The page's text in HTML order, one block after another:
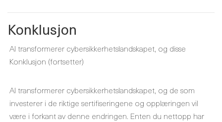
Konklusjon
AI transformerer cybersikkerhetslandskapet, og disse
Konklusjon (fortsetter)
AI transformerer cybersikkerhetslandskapet, og de som
investerer i de riktige sertifiseringene og opplæringen vil
være i forkant av denne endringen. Enten du nettopp har